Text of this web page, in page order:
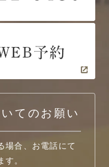
てのお願い
場合、お電話にて
。